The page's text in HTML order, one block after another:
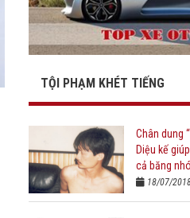
TỘI PHẠM KHÉT TIẾNG
Chân dung
Diệu kế
cả băng
18/07/